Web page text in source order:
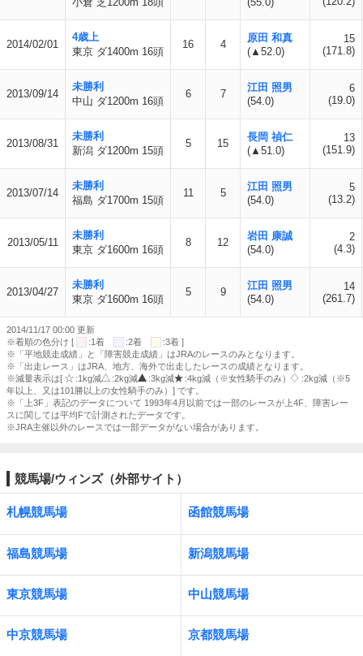
2014/02/01
4歳上
東京 ダ1400m 16頭
16 4
原田 和真
(▲52.0)
15
(171.8)
2013/09/14
未勝利
中山 ダ1200m 16頭
6 7
江田 照男
(54.0)
6
(19.0)
2013/08/31
未勝利
新潟 ダ1200m 15頭
5 15
長岡 禎仁
(▲51.0)
13
(151.9)
2013/07/14
未勝利
福島 ダ1700m 15頭
11 5
江田 照男
(54.0)
5
(13.2)
2013/05/11
未勝利
東京 ダ1600m 16頭
8 12
岩田 康誠
(54.0)
2
(4.3)
2013/04/27
未勝利
東京 ダ1600m 16頭
5 9
江田 照男
(54.0)
14
(261.7)
2014/11/17 00:00 更新
※着順の色分け [
:1着 :2着
:3着 ]
※「平地競走成績」と「障害競走成績」はJRAのレースのみとなります。
※「出走レース」はJRA、地方、海外で出走したレースの成績となります。
※減量表示は[
:1kg減 :2kg減 :3kg減 :4kg減（※女性騎手のみ）
:2kg減（※5
年以上、又は101勝以上の女性騎手のみ）] です。
※「上3F」表記のデータについて 1993年4月以前では一部のレースが上4F、障害レー
スに関しては平均Fで計測されたデータです。
※JRA主催以外のレースでは一部データがない場合があります。
競馬場/ウィンズ（外部サイト）
札幌競馬場 函館競馬場
福島競馬場 新潟競馬場
東京競馬場 中山競馬場
中京競馬場 京都競馬場